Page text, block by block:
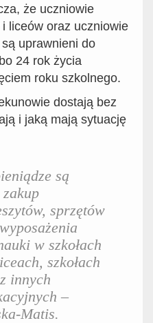
że uczniowie
liceów oraz uczniowie
uprawnieni do
24 rok życia
roku szkolnego.
dostają bez
i jaką mają sytuację
są
zakup
sprzętów
w szkołach
szkołach
innych
–
Matis.